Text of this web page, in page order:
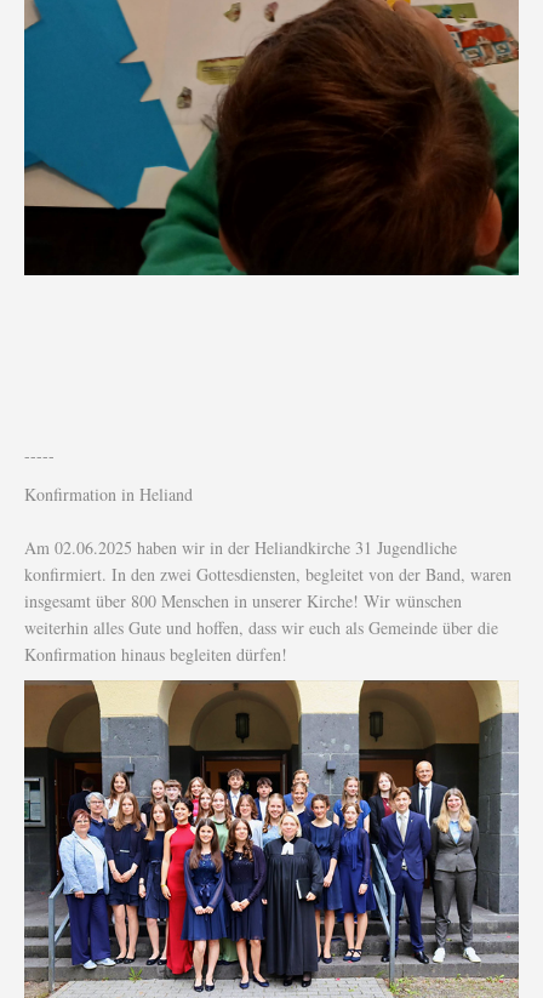
-----
Konfirmation in Heliand
Am 02.06.2025 haben wir in der Heliandkirche 31 Jugendliche
konfirmiert. In den zwei Gottesdiensten, begleitet von der Band, waren
insgesamt über 800 Menschen in unserer Kirche! Wir wünschen
weiterhin alles Gute und hoffen, dass wir euch als Gemeinde über die
Konfirmation hinaus begleiten dürfen!